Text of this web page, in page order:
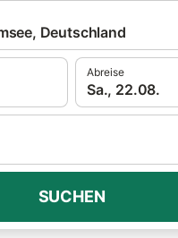
Deutschland
Abreise
Sa., 22.08.
SUCHEN